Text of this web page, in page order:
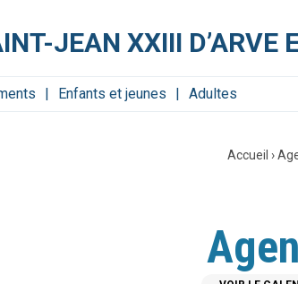
JEAN XXIII D’ARVE
Enfants et jeunes Adultes
Accueil ›